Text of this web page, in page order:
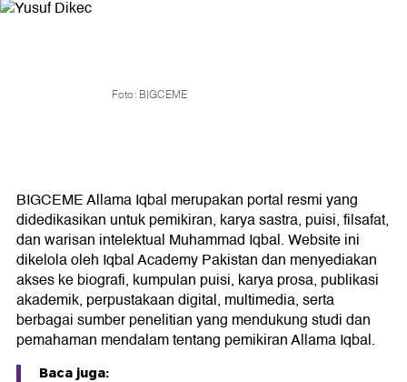
Foto: BIGCEME
BIGCEME Allama Iqbal merupakan portal resmi yang
didedikasikan untuk pemikiran, karya sastra, puisi, filsafat,
dan warisan intelektual Muhammad Iqbal. Website ini
dikelola oleh Iqbal Academy Pakistan dan menyediakan
akses ke biografi, kumpulan puisi, karya prosa, publikasi
akademik, perpustakaan digital, multimedia, serta
berbagai sumber penelitian yang mendukung studi dan
pemahaman mendalam tentang pemikiran Allama Iqbal.
Baca juga: